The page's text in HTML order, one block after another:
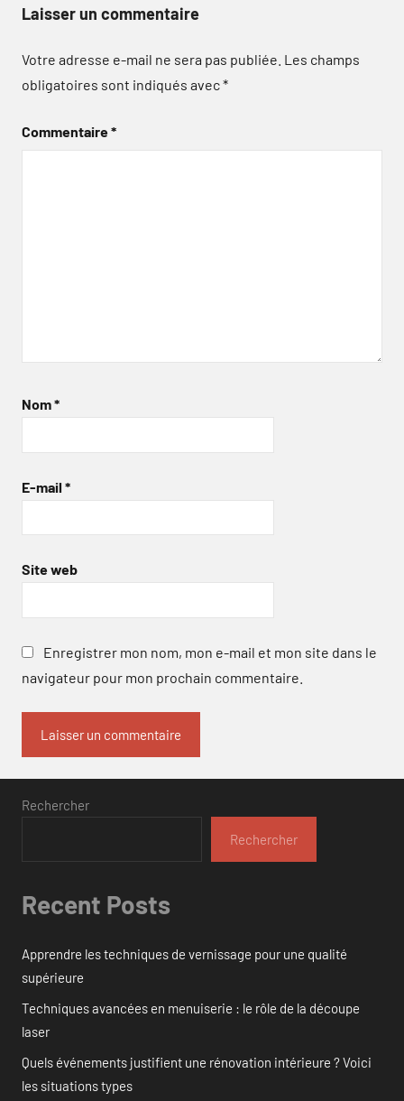
Laisser un commentaire
Votre adresse e-mail ne sera pas publiée. Les champs
obligatoires sont indiqués avec*
Commentaire*
Nom*
E-mail *
Site web
Enregistrer mon nom, mon e-mail et mon site dans le
navigateur pour mon prochain commentaire.
Rechercher
Rechercher
Recent Posts
Apprendre les techniques de vernissage pour une qualité
supérieure
Techniques avancées en menuiserie : le rôle de la découpe
laser
Quels événements justifient une rénovation intérieure ? Voici
les situations types